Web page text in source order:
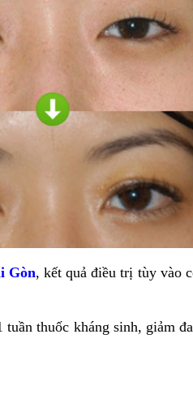
Gòn, kết quả điều trị tùy vào
thuốc kháng sinh, giảm